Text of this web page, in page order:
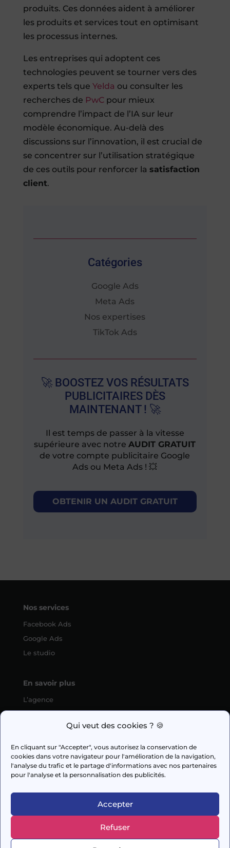
Qui veut des cookies ? 🍪
En cliquant sur "Accepter", vous autorisez la conservation de
cookies dans votre navigateur pour l'amélioration de la navigation,
l'analyse du trafic et le partage d'informations avec nos partenaires
pour l'analyse et la personnalisation des publicités.
Accepter
Refuser
produits. Ces données aident à améliorer
les produits et services tout en optimisant
les processus internes.
Les entreprises qui adoptent ces
technologies peuvent se tourner vers des
experts tels que Yelda ou consulter les
recherches de PwCpour mieux
comprendre l’impact de l’IA sur leur
modèle économique. Au-delà des
discussions sur l’innovation, il est crucial de
se concentrer sur l’utilisation stratégique
de ces outils pour renforcer la satisfaction
client.
Catégories
Google Ads
Meta Ads
Nos expertises
TikTok Ads
🚀 BOOSTEZ VOS RÉSULTATS
PUBLICITAIRES DÈS
MAINTENANT ! 🚀
Il est temps de passer à la vitesse
supérieure avec notreAUDIT GRATUIT
de votre compte publicitaire Google
Ads ou Meta Ads ! 💥
OBTENIR UN AUDIT GRATUIT
Nos services
Facebook Ads
Google Ads
Le studio
En savoir plus
L’agence
  